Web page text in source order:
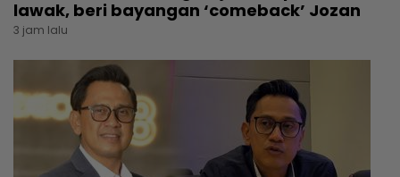
lawak, beri bayangan ‘comeback’ Jozan
3 jam lalu